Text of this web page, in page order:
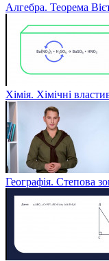
Алгебра. Теорема
Хімія. Хімічні
Географія. Степова